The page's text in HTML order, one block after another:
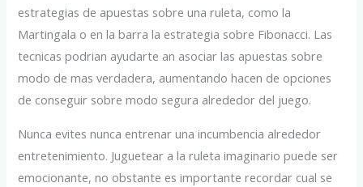
estrategias de apuestas sobre una ruleta, como la
Martingala o en la barra la estrategia sobre Fibonacci. Las
tecnicas podrian ayudarte an asociar las apuestas sobre
modo de mas verdadera, aumentando hacen de opciones
de conseguir sobre modo segura alrededor del juego.
Nunca evites nunca entrenar una incumbencia alrededor
entretenimiento. Juguetear a la ruleta imaginario puede ser
emocionante, no obstante es importante recordar cual se